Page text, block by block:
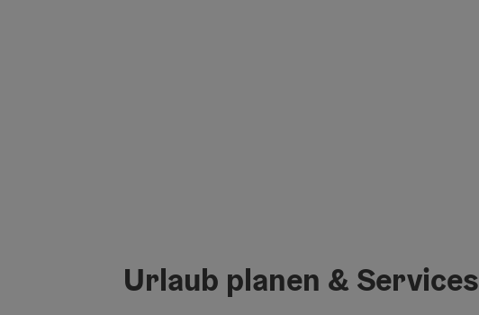
Urlaub planen & Services